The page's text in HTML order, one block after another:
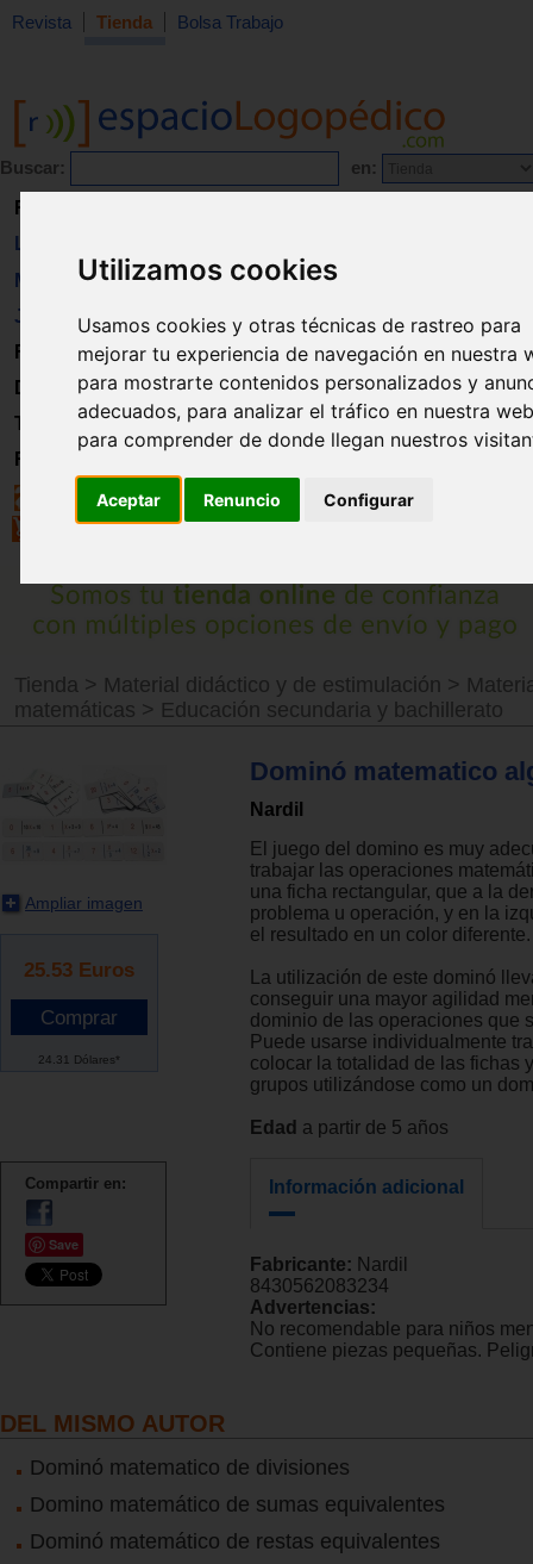
Utilizamos cookies
Usamos cookies y otras técnicas de rastreo para
mejorar tu experiencia de navegación en nuestra
para mostrarte contenidos personalizados y
adecuados, para analizar el tráfico en nuestra
para comprender de donde llegan nuestros
Aceptar Renuncio Configurar
Revista Tienda Bolsa Trabajo
Buscar: en:
Revista
Libros
Material
Juguetes
Formación
Directorio
Trabajo
Registro
Tienda > Material didáctico y de estimulación >
matemáticas > Educación secundaria y bachillerato
Ampliar imagen
25.53 Euros
24.31 Dólares*
Compartir en:
Save
Dominó matematico
Nardil
El juego del domino es muy
trabajar las operaciones
una ficha rectangular, que a la
problema u operación, y en la
el resultado en un color diferente.
La utilización de este dominó
conseguir una mayor agilidad
dominio de las operaciones que
Puede usarse individualmente
colocar la totalidad de las fichas
grupos utilizándose como un
Edad a partir de 5 años
Información adicional
Fabricante: Nardil
8430562083234
Advertencias:
No recomendable para niños
Contiene piezas pequeñas.
DEL MISMO AUTOR
Dominó matematico de divisiones
Domino matemático de sumas equivalentes
Dominó matemático de restas equivalentes